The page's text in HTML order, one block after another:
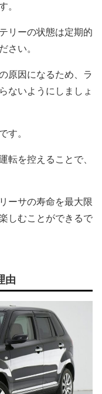
。
リーの状態は定期的
さい。
原因になるため、ラ
ないようにしましょ
す。
転を控えることで、
ーサの寿命を最大限
しむことができるで
由